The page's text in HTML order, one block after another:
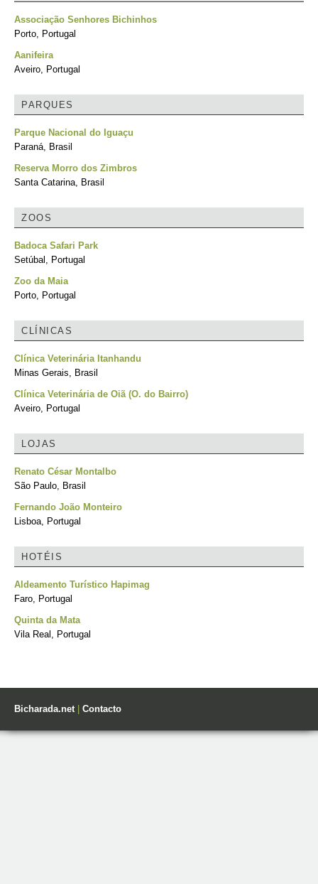
Associação Senhores Bichinhos
Porto, Portugal
Aanifeira
Aveiro, Portugal
PARQUES
Parque Nacional do Iguaçu
Paraná, Brasil
Reserva Morro dos Zimbros
Santa Catarina, Brasil
ZOOS
Badoca Safari Park
Setúbal, Portugal
Zoo da Maia
Porto, Portugal
CLÍNICAS
Clínica Veterinária Itanhandu
Minas Gerais, Brasil
Clínica Veterinária de Oiã (O. do Bairro)
Aveiro, Portugal
LOJAS
Renato César Montalbo
São Paulo, Brasil
Fernando João Monteiro
Lisboa, Portugal
HOTÉIS
Aldeamento Turístico Hapimag
Faro, Portugal
Quinta da Mata
Vila Real, Portugal
Bicharada.net| Contacto